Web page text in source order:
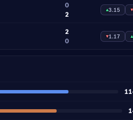
0
2
▴3.15 ▾
2
0
▾1.17 ▴